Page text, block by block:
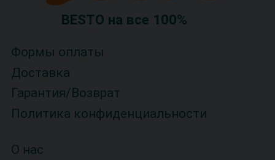
BESTO на все 100%
Формы оплаты
Доставка
Гарантия/Возврат
Политика конфиденциальности
О нас